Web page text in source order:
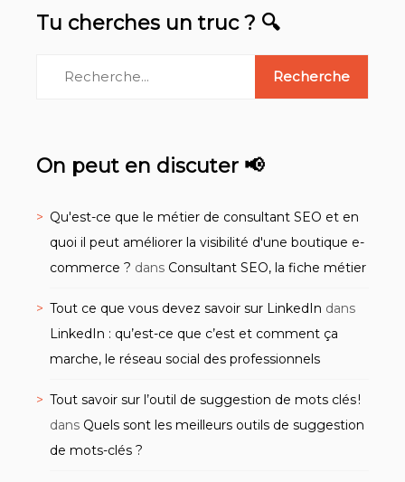
Tu cherches un truc ? 🔍
On peut en discuter 📢
Qu'est-ce que le métier de consultant SEO et en
quoi il peut améliorer la visibilité d'une boutique e-
commerce ? dans Consultant SEO, la fiche métier
Tout ce que vous devez savoir sur LinkedIn dans
LinkedIn : qu’est-ce que c’est et comment ça
marche, le réseau social des professionnels
Tout savoir sur l’outil de suggestion de mots clés !
dans Quels sont les meilleurs outils de suggestion
de mots-clés ?